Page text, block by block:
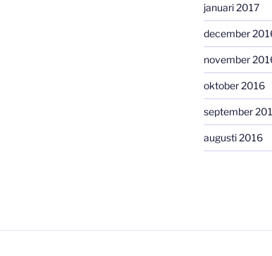
januari 2017
december
november
oktober 2016
september
augusti 2016